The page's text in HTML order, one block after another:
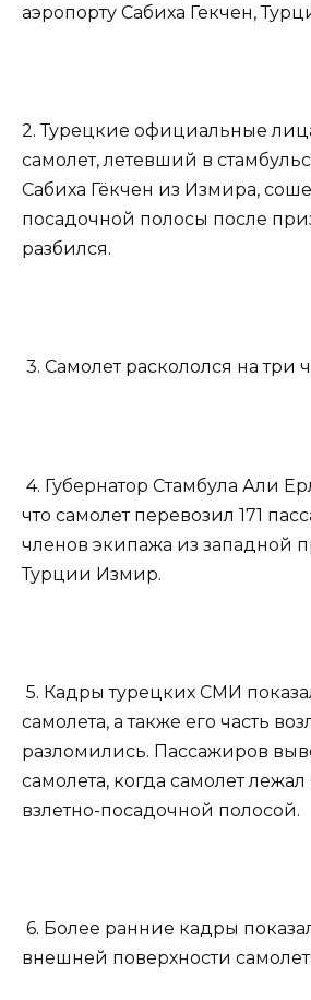
аэропорту Сабиха Гекчен,
2. Турецкие официальные
самолет, летевший в
Сабиха Гёкчен из Измира,
посадочной полосы после
разбился.
3. Самолет раскололся на три
4. Губернатор Стамбула Али
что самолет перевозил 171
членов экипажа из западной
Турции Измир.
5. Кадры турецких СМИ
самолета, а также его часть
разломились. Пассажиров
самолета, когда самолет
взлетно-посадочной полосой.
6. Более ранние кадры
внешней поверхности